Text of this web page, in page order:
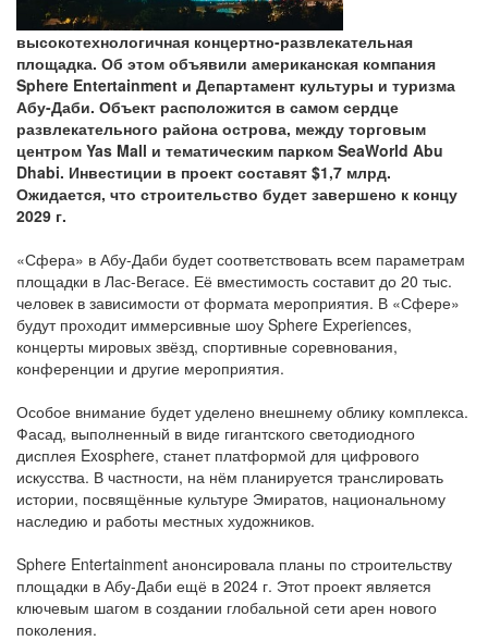
высокотехнологичная концертно-развлекательная
площадка. Об этом объявили американская компания
Sphere Entertainment и Департамент культуры и туризма
Абу-Даби. Объект расположится в самом сердце
развлекательного района острова, между торговым
центром Yas Mall и тематическим парком SeaWorld Abu
Dhabi. Инвестиции в проект составят $1,7 млрд.
Ожидается, что строительство будет завершено к концу
2029 г.
«Сфера» в Абу-Даби будет соответствовать всем параметрам
площадки в Лас-Вегасе. Её вместимость составит до 20 тыс.
человек в зависимости от формата мероприятия. В «Сфере»
будут проходит иммерсивные шоу Sphere Experiences,
концерты мировых звёзд, спортивные соревнования,
конференции и другие мероприятия.
Особое внимание будет уделено внешнему облику комплекса.
Фасад, выполненный в виде гигантского светодиодного
дисплея Exosphere, станет платформой для цифрового
искусства. В частности, на нём планируется транслировать
истории, посвящённые культуре Эмиратов, национальному
наследию и работы местных художников.
Sphere Entertainment анонсировала планы по строительству
площадки в Абу-Даби ещё в 2024 г. Этот проект является
ключевым шагом в создании глобальной сети арен нового
поколения.